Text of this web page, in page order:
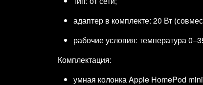
адаптер в комплекте: 20 Вт
рабочие условия: температура
Комплектация:
умная колонка Apple HomePod